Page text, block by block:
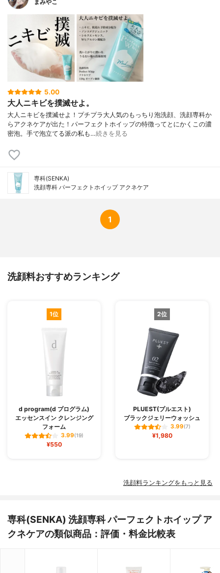
まみやこ
5.00
大人ニキビを撲滅せよ。
大人ニキビを撲滅せよ！⁡プチプラ大人気のもっちり泡洗顔、洗顔専科か
らアクネケアが出た！⁡⁡パーフェクトホイップの特徴ってとにかくこの濃
密泡。手で泡立てる派の私も…続きを見る
専科(SENKA)
洗顔専科 パーフェクトホイップ アクネケア
1
洗顔料おすすめランキング
1位
d program(d プログラム)
エッセンスイン クレンジング
フォーム
3.99(19)
¥550
2位
PLUEST(プルエスト)
ブラックジェリーウォッシュ
3.99(7)
¥1,980
洗顔料ランキングをもっと見る
専科(SENKA) 洗顔専科 パーフェクトホイップ ア
クネケアの類似商品：評価・料金比較表